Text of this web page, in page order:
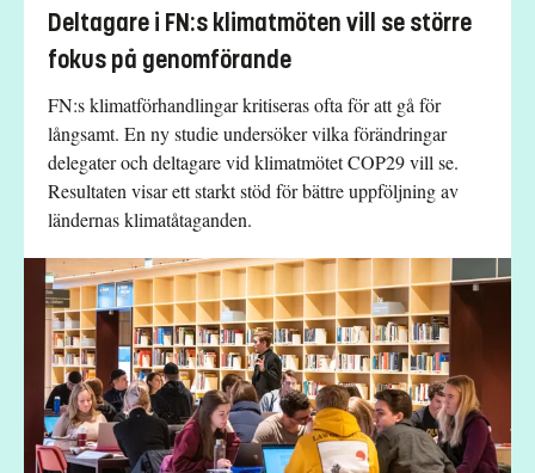
Deltagare i FN:s klimatmöten vill se större
fokus på genomförande
FN:s klimatförhandlingar kritiseras ofta för att gå för
långsamt. En ny studie undersöker vilka förändringar
delegater och deltagare vid klimatmötet COP29 vill se.
Resultaten visar ett starkt stöd för bättre uppföljning av
ländernas klimatåtaganden.